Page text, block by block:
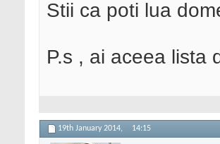
Stii ca poti lua
P.s , ai aceea lista
19th January 2014, 14:15